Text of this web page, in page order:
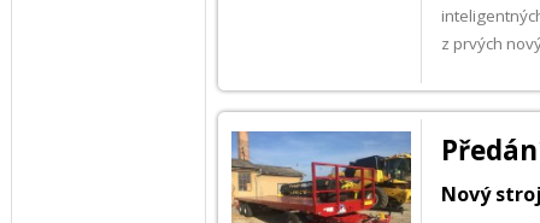
z prvých
Nový